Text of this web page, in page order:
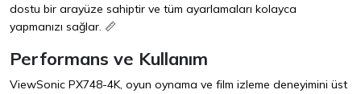
dostu bir arayüze sahiptir ve tüm ayarlamaları kolayca
yapmanızı sağlar. 📏
Performans ve Kullanım
ViewSonic PX748-4K, oyun oynama ve film izleme deneyimini üst